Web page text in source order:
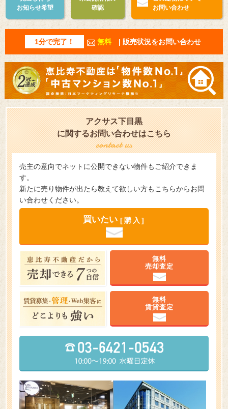
お知らせ希望
確認
お問い合わせ
1分で完了！ 無料 | 販売状況をお問い合わせ
アクサス下目黒
に関するお問い合わせはこちら
売主の意向でネットに公開できない物件もご紹介できま
す。
新たに売り物件が出たら教えて欲しい方もこちらからお問
い合わせください。
買いたい [購入]
無料
売却査定
無料
賃貸査定